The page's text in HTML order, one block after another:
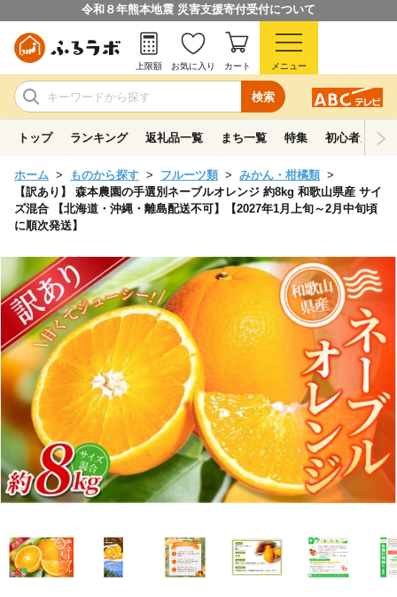
令和８年熊本地震 災害支援寄付受付について
検索
上限額 お気に入り カート メニュー
トップ ランキング 返礼品一覧 まち一覧 特集 初心者ガイド
ホーム ものから探す フルーツ類
みかん・柑橘類
【訳あり】 森本農園の手選別ネーブルオレンジ 約8kg 和歌山県産 サイ
ズ混合 【北海道・沖縄・離島配送不可】【2027年1月上旬～2月中旬頃
に順次発送】